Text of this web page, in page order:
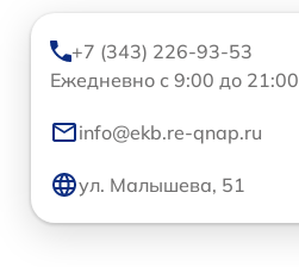
+7 (343) 226-93-53
Ежедневно с 9:00 до 21:00
info@ekb.re-qnap.ru
ул. Малышева, 51